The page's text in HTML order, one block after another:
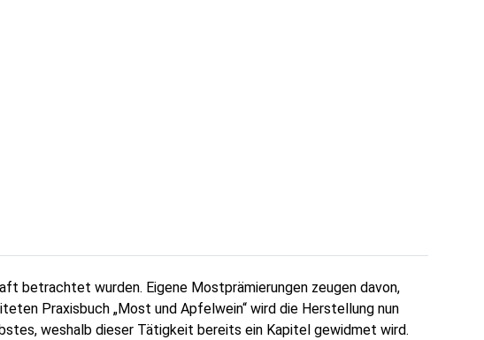
betrachtet wurden. Eigene Mostprämierungen zeugen davon,
Praxisbuch „Most und Apfelwein“ wird die Herstellung nun
weshalb dieser Tätigkeit bereits ein Kapitel gewidmet wird.